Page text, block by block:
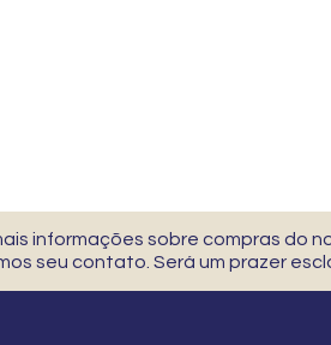
informações sobre compras do
seu contato. Será um prazer